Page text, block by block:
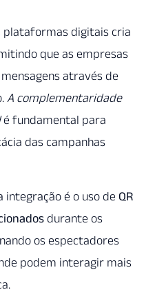
plataformas digitais cria
que as empresas
através de
A complementaridade
é fundamental para
das campanhas
integração é o uso de QR
durante os
os espectadores
podem interagir mais